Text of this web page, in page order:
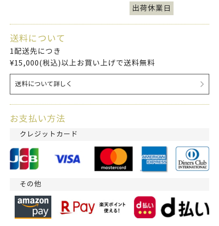
出荷休業日
送料について
1配送先につき
¥15,000(税込)以上お買い上げで送料無料
送料について詳しく
お支払い方法
クレジットカード
その他